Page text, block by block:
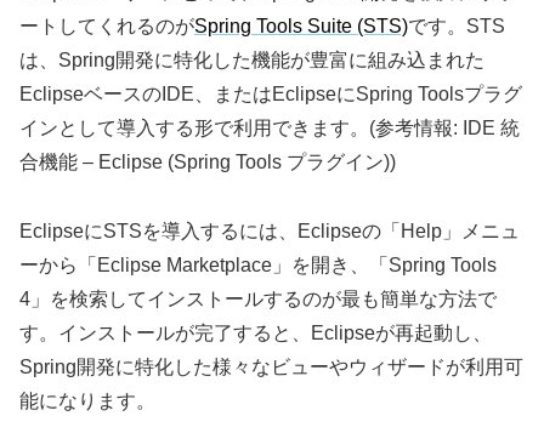
ートしてくれるのがSpring Tools Suite (STS)です。STS
は、Spring開発に特化した機能が豊富に組み込まれた
EclipseベースのIDE、またはEclipseにSpring Toolsプラグ
インとして導入する形で利用できます。(参考情報: IDE 統
合機能 – Eclipse (Spring Tools プラグイン))
EclipseにSTSを導入するには、Eclipseの「Help」メニュ
ーから「Eclipse Marketplace」を開き、「Spring Tools
4」を検索してインストールするのが最も簡単な方法で
す。インストールが完了すると、Eclipseが再起動し、
Spring開発に特化した様々なビューやウィザードが利用可
能になります。